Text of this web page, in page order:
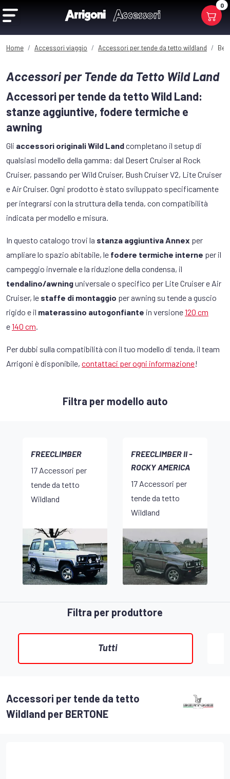
0
Home Accessori viaggio Accessori per tende da tetto wildland
Accessori per Tende da Tetto Wild Land
Accessori per tende da tetto Wild Land:
stanze aggiuntive, fodere termiche e
awning
Gli accessori originali Wild Landcompletano il setup di
qualsiasi modello della gamma: dal Desert Cruiser al Rock
Cruiser, passando per Wild Cruiser, Bush Cruiser V2, Lite Cruiser
e Air Cruiser. Ogni prodotto è stato sviluppato specificamente
per integrarsi con la struttura della tenda, con compatibilità
indicata per modello e misura.
In questo catalogo trovi la stanza aggiuntiva Annex per
ampliare lo spazio abitabile, le fodere termiche interne per il
campeggio invernale e la riduzione della condensa, il
tendalino/awninguniversale o specifico per Lite Cruiser e Air
Cruiser, le staffe di montaggio per awning su tende a guscio
rigido e il materassino autogonfiante in versione120 cm
e140 cm.
Per dubbi sulla compatibilità con il tuo modello di tenda, il team
Arrigoni è disponibile, contattaci per ogni informazione!
Filtra per modello auto
FREECLIMBER
17 Accessori per
tende da tetto
Wildland
FREECLIMBER II -
ROCKY AMERICA
17 Accessori per
tende da tetto
Wildland
Filtra per produttore
Tutti
Accessori per tende da tetto
Wildland per BERTONE